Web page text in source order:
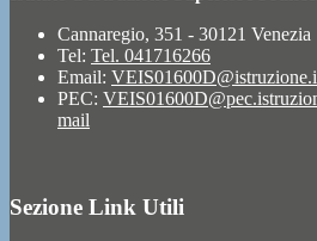
Cannaregio, 351 - 30121 Venezia
Tel: Tel. 041716266
Email:
PEC:
mail
Sezione Link Utili